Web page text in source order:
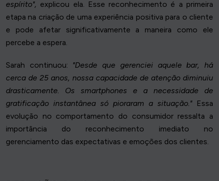
espírito", explicou ela. Esse reconhecimento é a primeira
etapa na criação de uma experiência positiva para o cliente
e pode afetar significativamente a maneira como ele
percebe a espera.
Sarah continuou: "Desde que gerenciei aquele bar, há
cerca de 25 anos, nossa capacidade de atenção diminuiu
drasticamente. Os smartphones e a necessidade de
gratificação instantânea só pioraram a situação."Essa
evolução no comportamento do consumidor ressalta a
importância do reconhecimento imediato no
gerenciamento das expectativas e emoções dos clientes.